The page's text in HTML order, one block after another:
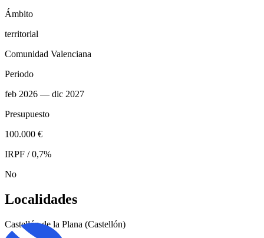
Ámbito
territorial
Comunidad Valenciana
Periodo
feb 2026 — dic 2027
Presupuesto
100.000 €
IRPF / 0,7%
No
Localidades
Castellón de la Plana (Castellón)